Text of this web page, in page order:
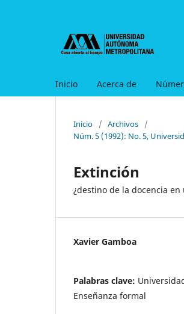
Inicio Acerca de
Inicio / Archivos
/
Núm. 5 (1992): No. 5,
Extinción
¿destino de la docencia
Xavier Gamboa
Palabras clave:
Enseñanza formal